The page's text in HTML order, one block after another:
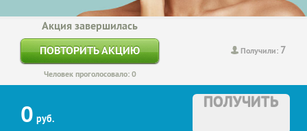
Получили: 7
Акция завершилась
ПОВТОРИТЬ АКЦИЮ
Человек проголосовало: 0
0 руб.
ПОЛУЧИТЬ